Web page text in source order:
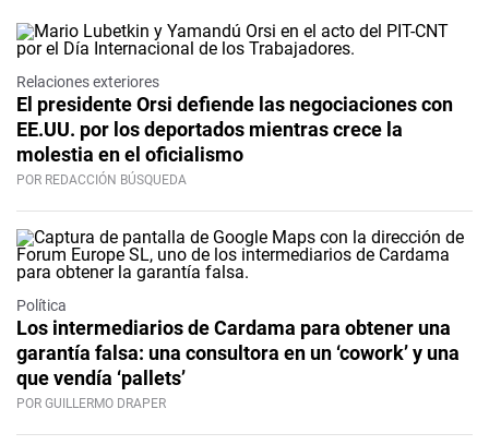
Relaciones exteriores
El presidente Orsi defiende las negociaciones con
EE.UU. por los deportados mientras crece la
molestia en el oficialismo
POR REDACCIÓN BÚSQUEDA
Política
Los intermediarios de Cardama para obtener una
garantía falsa: una consultora en un ‘cowork’ y una
que vendía ‘pallets’
POR GUILLERMO DRAPER